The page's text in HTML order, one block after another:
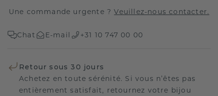
Une commande urgente ?Veuillez-nous contacter.
Chat E-mail +31 10 747 00 00
Retour sous 30 jours
Achetez en toute sérénité. Si vous n’êtes pas
entièrement satisfait, retournez votre bijou